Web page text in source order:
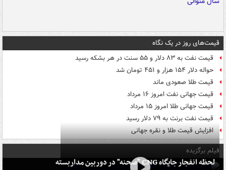
قیمت‌های روز در یک نگاه
قیمت نفت به ۸۳ دلار و ۵۵ سنت در هر بشکه رسید
حواله دلار ۱۵۴ هزار و ۴۵۱ تومان شد
قیمت طلا صعودی ماند
قیمت جهانی نفت امروز ۱۶ مرداد
قیمت جهانی طلا امروز ۱۵ مرداد
قیمت نفت برنت به ۷۹ دلار رسید
افزایش قیمت طلا و نقره جهانی
فیلم برگزیده
لحظه انفجار جایگاه CNG "صحنه" در دوربین مداربسته